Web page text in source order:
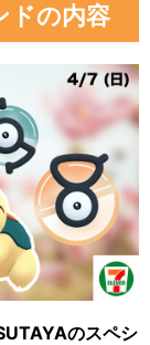
ドの内容
のスペシ